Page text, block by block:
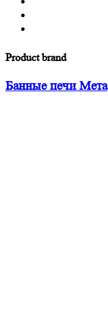
Product brand
Банные печи Мета